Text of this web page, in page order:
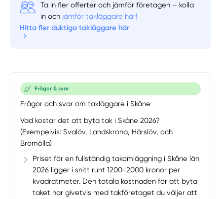
Ta in fler offerter och jämför företagen – kolla
in och jämför takläggare här!
Hitta fler duktiga takläggare här
Frågor & svar
Frågor och svar om takläggare i Skåne
Vad kostar det att byta tak i Skåne 2026?
(Exempelvis: Svalöv, Landskrona, Härslöv, och
Bromölla)
Priset för en fullständig takomläggning i Skåne län
2026 ligger i snitt runt 1200-2000 kronor per
kvadratmeter. Den totala kostnaden för att byta
taket har givetvis med takföretaget du väljer att